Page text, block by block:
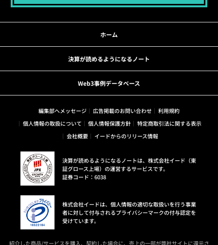
ホーム
決算が読めるようになるノート
Web3事例データベース
編集部へメッセージ 広告掲載のお問い合わせ
利用規約
個人情報の取扱について
個人情報保護方針
特定商取引法に関する表示
会社概要
イードからのリリース情報
決算が読めるようになるノートは、株式会社イード（東
証グロース上場）の運営するサービスです。
証券コード：6038
株式会社イードは、個人情報の適切な取扱いを行う事業
者に対して付与されるプライバシーマークの付与認定を
受けています。
紹介した商品/サービスを購入、契約した場合に、売上の一部が弊社サイトに還元さ